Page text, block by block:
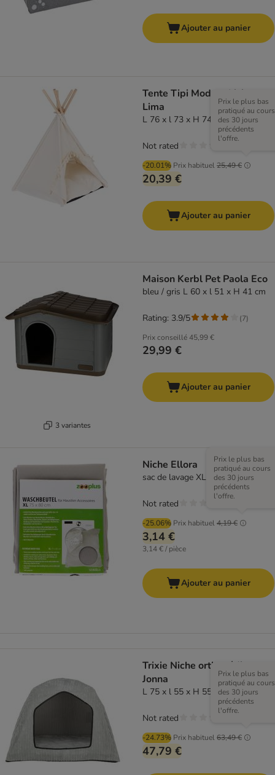
Ajouter au panier
Tente Tipi Modern Living
Lima
L 76 x l 73 x H 74 cm, crème
-20.01% Prix habituel25,49 €
Prix le plus bas
pratiqué au cours
des 30 jours
précédents
l'offre.
20,39 €
Not rated
Ajouter au panier
3 variantes
Maison Kerbl Pet Paola Eco
bleu / gris L 60 x l 51 x H 41 cm
Prix conseillé45,99 €
29,99 €
Rating: 3.9/5 (7)
Ajouter au panier
Niche Ellora
sac de lavage XL : L 75 x l 80 cm
-25.06% Prix habituel4,19 €
Prix le plus bas
pratiqué au cours
des 30 jours
précédents
l'offre.
3,14 €
3,14 € / pièce
Not rated
Ajouter au panier
Trixie Niche orthopédique
Jonna
L 75 x l 55 x H 55 cm
-24.73% Prix habituel63,49 €
Prix le plus bas
pratiqué au cours
des 30 jours
précédents
l'offre.
47,79 €
Not rated